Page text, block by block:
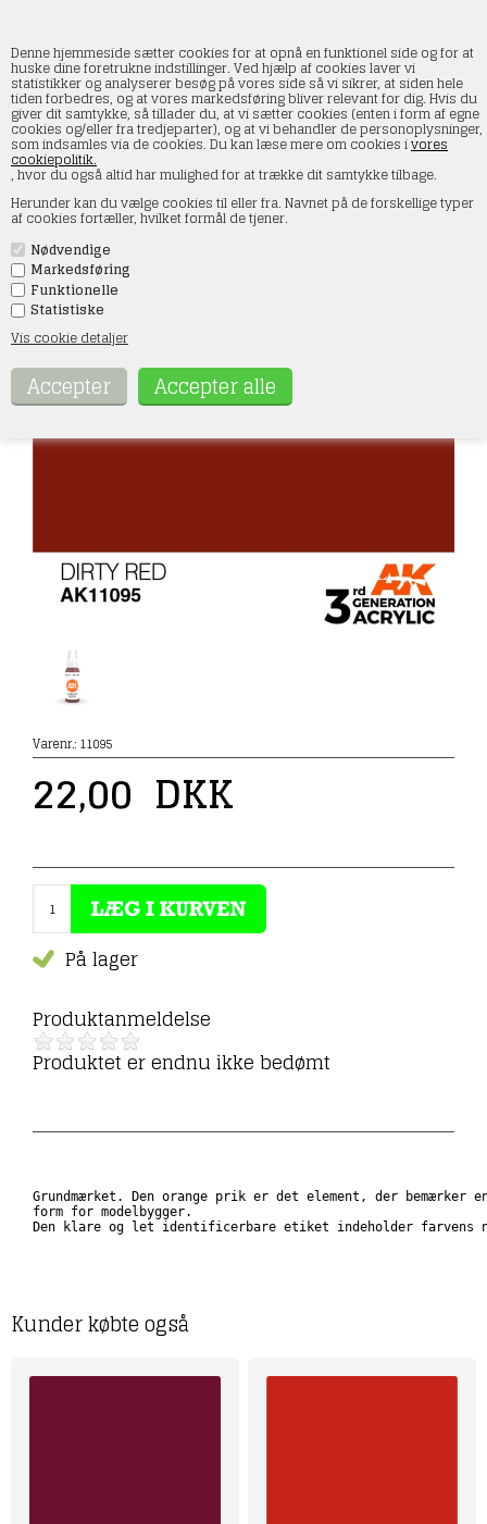
Denne hjemmeside sætter cookies for at opnå en funktionel side og for at
huske dine foretrukne indstillinger. Ved hjælp af cookies laver vi
statistikker og analyserer besøg på vores side så vi sikrer, at siden hele
tiden forbedres, og at vores markedsføring bliver relevant for dig. Hvis du
giver dit samtykke, så tillader du, at vi sætter cookies (enten i form af egne
cookies og/eller fra tredjeparter), og at vi behandler de personoplysninger,
som indsamles via de cookies. Du kan læse mere om cookies ivores
cookiepolitik.
, hvor du også altid har mulighed for at trække dit samtykke tilbage.
Herunder kan du vælge cookies til eller fra. Navnet på de forskellige typer
af cookies fortæller, hvilket formål de tjener.
Nødvendige
Markedsføring
Funktionelle
Statistiske
Vis cookie detaljer
AK11095 Akryl maling, 17 ml, beskidt rød -
standard
Forside»Maling og tilbehør»AK Interactive»Acrylics 3rd generation
Varenr.: 11095
22,00 DKK
På lager
Produktanmeldelse
Produktet er endnu ikke bedømt
Grundmærket. Den orange prik er det element, der
form for modelbygger.
Den klare og let identificerbare etiket indeholder farvens
Kunder købte også